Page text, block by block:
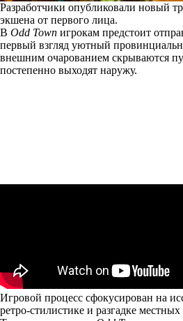
Разработчики опубликовали новый
экшена от первого лица.
В Odd Town игрокам предстоит
первый взгляд уютный
внешним очарованием скрываются
постепенно выходят наружу.
Игровой процесс сфокусирован на
ретро-стилистике и разгадке местных